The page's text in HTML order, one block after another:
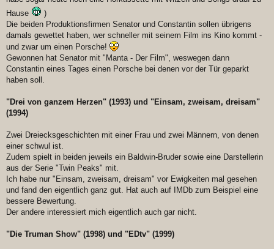
Hause
)
Die beiden Produktionsfirmen Senator und Constantin sollen übrigens
damals gewettet haben, wer schneller mit seinem Film ins Kino kommt -
und zwar um einen Porsche!
Gewonnen hat Senator mit "Manta - Der Film", weswegen dann
Constantin eines Tages einen Porsche bei denen vor der Tür geparkt
haben soll.
"Drei von ganzem Herzen" (1993) und "Einsam, zweisam, dreisam"
(1994)
Zwei Dreiecksgeschichten mit einer Frau und zwei Männern, von denen
einer schwul ist.
Zudem spielt in beiden jeweils ein Baldwin-Bruder sowie eine Darstellerin
aus der Serie "Twin Peaks" mit.
Ich habe nur "Einsam, zweisam, dreisam" vor Ewigkeiten mal gesehen
und fand den eigentlich ganz gut. Hat auch auf IMDb zum Beispiel eine
bessere Bewertung.
Der andere interessiert mich eigentlich auch gar nicht.
"Die Truman Show" (1998) und "EDtv" (1999)